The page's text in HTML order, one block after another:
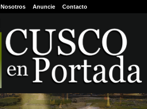
Nosotros Anuncie Contacto